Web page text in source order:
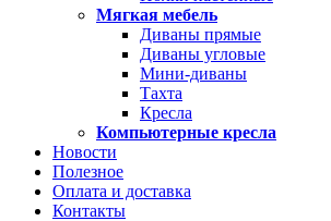
Мягкая мебель
Диваны прямые
Диваны угловые
Мини-диваны
Тахта
Кресла
Компьютерные кресла
Новости
Полезное
Оплата и доставка
Контакты